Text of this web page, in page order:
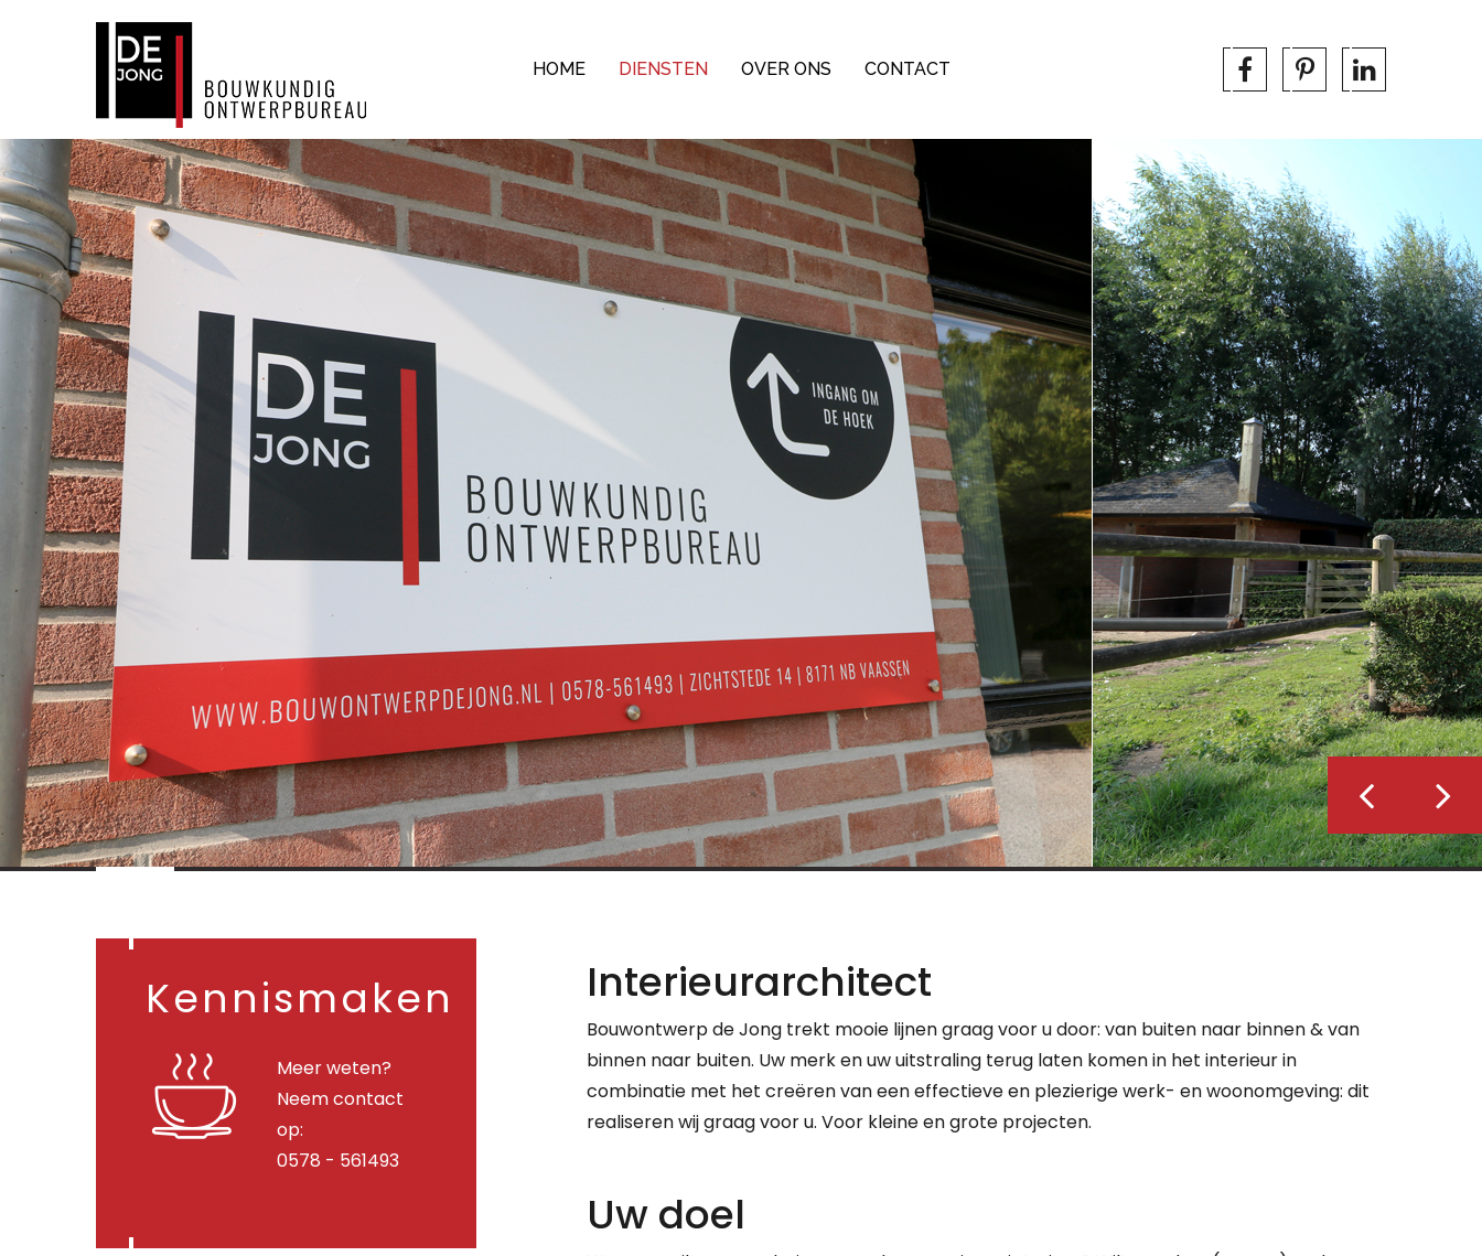
HOME DIENSTEN OVER ONS CONTACT
Kennismaken
Meer weten?
Neem contact
op:
0578 - 561493
Interieurarchitect
Bouwontwerp de Jong trekt mooie lijnen graag voor u door: van buiten naar binnen & van
binnen naar buiten. Uw merk en uw uitstraling terug laten komen in het interieur in
combinatie met het creëren van een effectieve en plezierige werk- en woonomgeving: dit
realiseren wij graag voor u. Voor kleine en grote projecten.
Uw doel